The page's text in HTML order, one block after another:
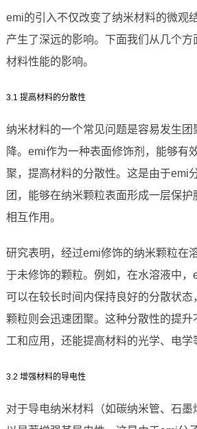
emi的引入不仅改变了纳米材料的微观
产生了深远的影响。下面我们从几个
材料性能的影响。
3.1 提高材料的分散性
纳米材料的一个常见问题是容易发生团
降。emi作为一种表面修饰剂，能够有
聚，提高材料的分散性。这是由于emi
团，能够在纳米颗粒表面形成一层保
相互作用。
研究表明，经过emi修饰的纳米颗粒在
于未修饰的颗粒。例如，在水溶液中
可以在较长时间内保持良好的分散状态
颗粒则会迅速团聚。这种分散性的提升
工和应用，还能提高材料的光学、电学
3.2 增强材料的导电性
对于导电纳米材料（如碳纳米管、石